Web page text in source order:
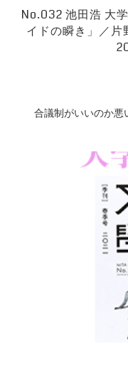
No.032 池田浩 大
イドの瞬き」／片
合議制がいいのか悪